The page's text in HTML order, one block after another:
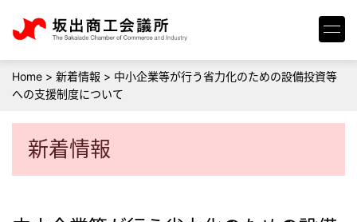
Home > 新着情報 > 中小企業等が行う省力化のための設備投資等
への支援制度について
新着情報